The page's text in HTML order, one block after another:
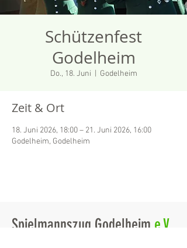
Schützenfest
Godelheim
Do., 18. Juni Godelheim
Zeit & Ort
18. Juni 2026, 18:00 – 21. Juni 2026, 16:00
Godelheim, Godelheim
Spielmannszug Godelheim e.V.